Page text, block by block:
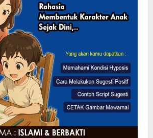
Mengabdi Tanpa Pamrih, Abah Emong
(81) Penjaga Pondok dan Marbot
Masjid YAMQU Diberangkatkan Umrah
6 Agustus 2026
TANGKAP OKNUM IS PREMAN YANG